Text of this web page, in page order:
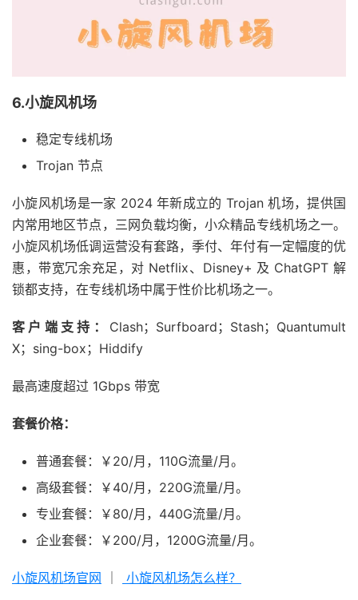
6.小旋风机场
稳定专线机场
Trojan 节点
小旋风机场是一家 2024 年新成立的 Trojan 机场，提供国
内常用地区节点，三网负载均衡，小众精品专线机场之一。
小旋风机场低调运营没有套路，季付、年付有一定幅度的优
惠，带宽冗余充足，对 Netflix、Disney+ 及 ChatGPT 解
锁都支持，在专线机场中属于性价比机场之一。
客户端支持： Clash；Surfboard；Stash；Quantumult
X；sing-box；Hiddify
最高速度超过 1Gbps 带宽
套餐价格：
普通套餐：￥20/月，110G流量/月。
高级套餐：￥40/月，220G流量/月。
专业套餐：￥80/月，440G流量/月。
企业套餐：￥200/月，1200G流量/月。
小旋风机场官网 小旋风机场怎么样？